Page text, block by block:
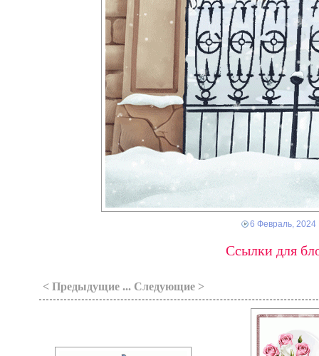
6 Февраль, 2024
Ссылки для
< Предыдущие ... Следующие >